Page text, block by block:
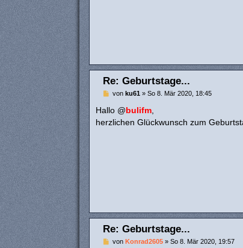
Re: Geburtstage...
B
i
r
von ku61» So 8. Mär 2020, 18:45
Hallo @bulifm,
herzlichen Glückwunsch zum
Re: Geburtstage...
Bvon Konrad2605» So 8. Mär 2020, 19:57